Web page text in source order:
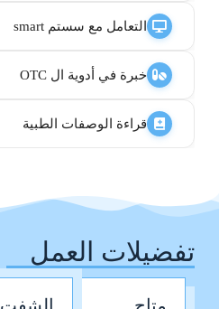
التعامل مع سستم smart
خبرة في أدوية ال OTC
قراءة الوصفات الطبية
تفضيلات العمل